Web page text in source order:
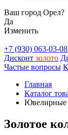
Ваш город Орел?
Да
Изменить
+7 (930) 063-03-08
Дисконт золото
Частые вопросы
Главная
Каталог
Ювелирные
Золотое